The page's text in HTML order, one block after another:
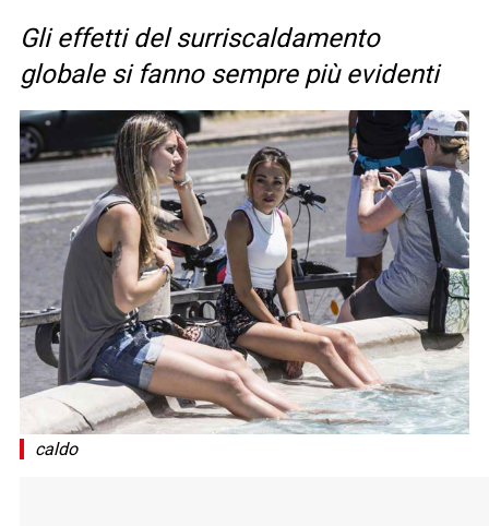
Gli effetti del surriscaldamento
globale si fanno sempre più evidenti
caldo